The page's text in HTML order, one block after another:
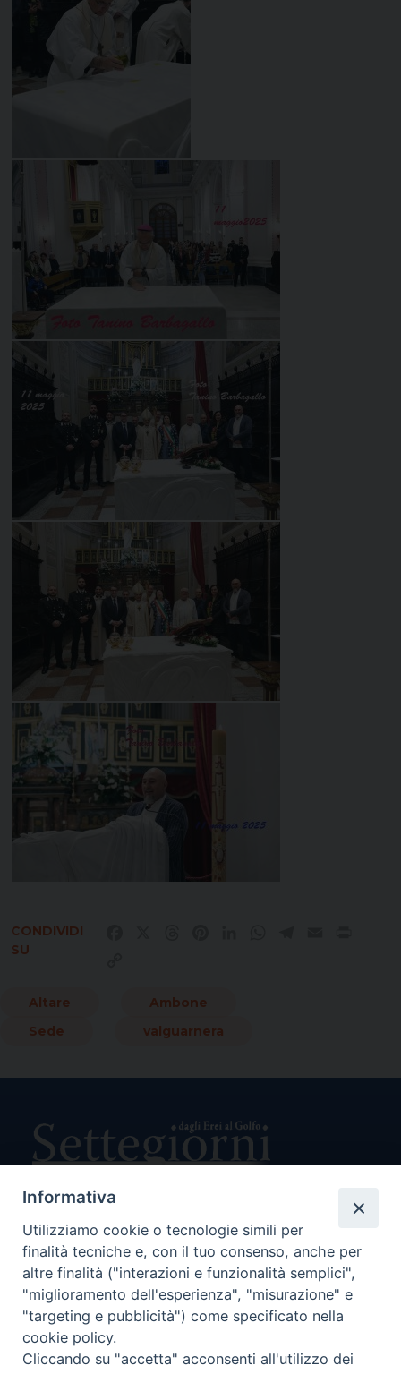
CONDIVIDI
SU
Altare
Ambone
Sede
valguarnera
Direttore Responsabile Giuseppe Rabita
Direttore Amministrativo Salvatore Bruno
Editore e Proprietà Opera di Religione della Diocesi di Piazza
Armerina,
Via Cammarata, 21 – Piazza Armerina
P. I. 01121870867
Autorizzazione Tribunale di Enna n. 113 del 24/2/2007
Informativa
Utilizziamo cookie o tecnologie simili per
finalità tecniche e, con il tuo consenso, anche per
altre finalità ("interazioni e funzionalità semplici",
"miglioramento dell'esperienza", "misurazione" e
"targeting e pubblicità") come specificato nella
cookie policy.
Cliccando su "accetta" acconsenti all'utilizzo dei